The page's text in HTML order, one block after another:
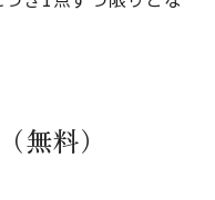
無料）